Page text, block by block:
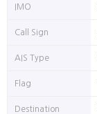
IMO
Call Sign
AIS Type
Flag
Destination